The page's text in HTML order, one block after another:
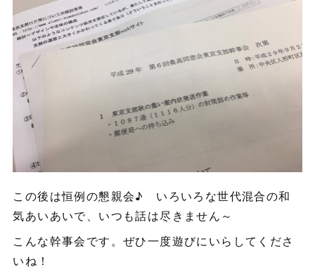
この後は恒例の懇親会♪ いろいろな世代混合の和
気あいあいで、いつも話は尽きません～
こんな幹事会です。ぜひ一度遊びにいらしてくださ
いね！